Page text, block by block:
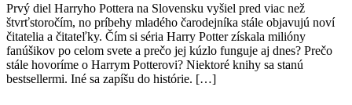
Prvý diel Harryho Pottera na Slovensku vyšiel pred viac než
štvrťstoročím, no príbehy mladého čarodejníka stále objavujú noví
čitatelia a čitateľky. Čím si séria Harry Potter získala milióny
fanúšikov po celom svete a prečo jej kúzlo funguje aj dnes? Prečo
stále hovoríme o Harrym Potterovi? Niektoré knihy sa stanú
bestsellermi. Iné sa zapíšu do histórie. […]